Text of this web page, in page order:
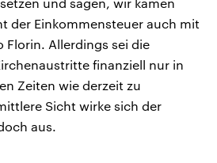
und sagen, wir kämen
der Einkommensteuer auch mit
Florin. Allerdings sei die
finanziell nur in
Zeiten wie derzeit zu
Sicht wirke sich der
aus.